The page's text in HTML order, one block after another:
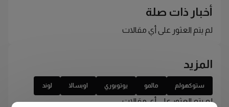
أخبار ذات صلة
لم يتم العثور على أي مقالات
المزيد
ستوكهولم مالمو يوتوبوري اوبسالا لوند
لم يتم العثور على أي مقالات